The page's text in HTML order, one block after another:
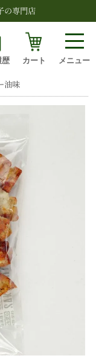
の専門店
歴 カート メニュー
検索
味